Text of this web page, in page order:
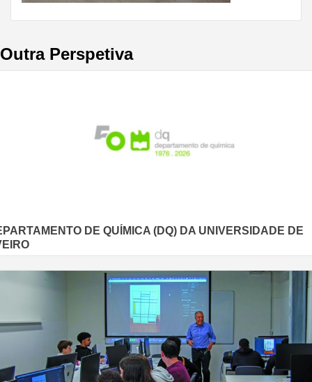
Outra Perspetiva
DE QUÍMICA (DQ) DA UNIVERSIDADE DE